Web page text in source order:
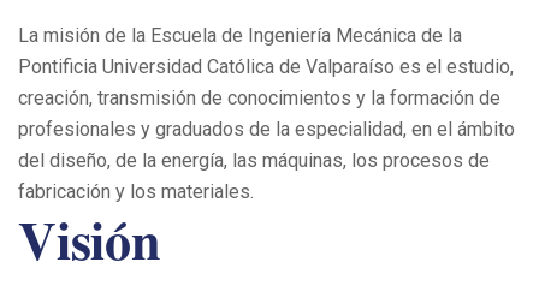
La misión de la Escuela de Ingeniería Mecánica de la
Pontificia Universidad Católica de Valparaíso es el estudio,
creación, transmisión de conocimientos y la formación de
profesionales y graduados de la especialidad, en el ámbito
del diseño, de la energía, las máquinas, los procesos de
fabricación y los materiales.
Visión